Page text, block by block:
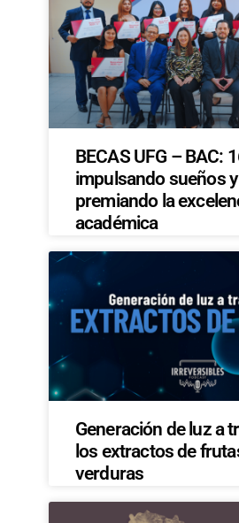
BECAS UFG – BAC:
impulsando sueños y
premiando la
académica
Generación de luz a
los extractos de
verduras